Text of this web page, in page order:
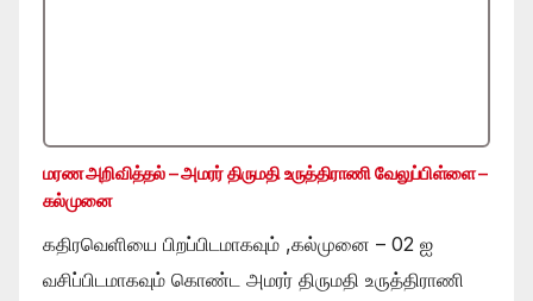
மரண அறிவித்தல் – அமரர் திருமதி உருத்திராணி வேலுப்பிள்ளை –
கல்முனை
கதிரவெளியை பிறப்பிடமாகவும் ,கல்முனை – 02 ஐ
வசிப்பிடமாகவும் கொண்ட அமரர் திருமதி உருத்திராணி